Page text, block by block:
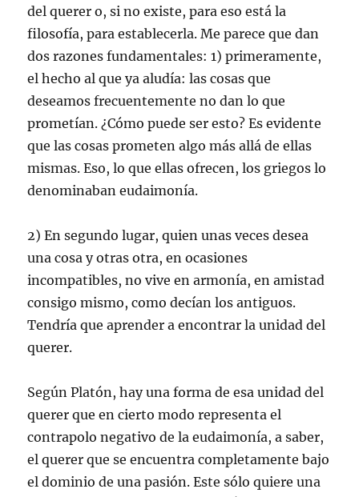
del querer o, si no existe, para eso está la
filosofía, para establecerla. Me parece que dan
dos razones fundamentales: 1) primeramente,
el hecho al que ya aludía: las cosas que
deseamos frecuentemente no dan lo que
prometían. ¿Cómo puede ser esto? Es evidente
que las cosas prometen algo más allá de ellas
mismas. Eso, lo que ellas ofrecen, los griegos lo
denominaban eudaimonía.
2) En segundo lugar, quien unas veces desea
una cosa y otras otra, en ocasiones
incompatibles, no vive en armonía, en amistad
consigo mismo, como decían los antiguos.
Tendría que aprender a encontrar la unidad del
querer.
Según Platón, hay una forma de esa unidad del
querer que en cierto modo representa el
contrapolo negativo de la eudaimonía, a saber,
el querer que se encuentra completamente bajo
el dominio de una pasión. Este sólo quiere una